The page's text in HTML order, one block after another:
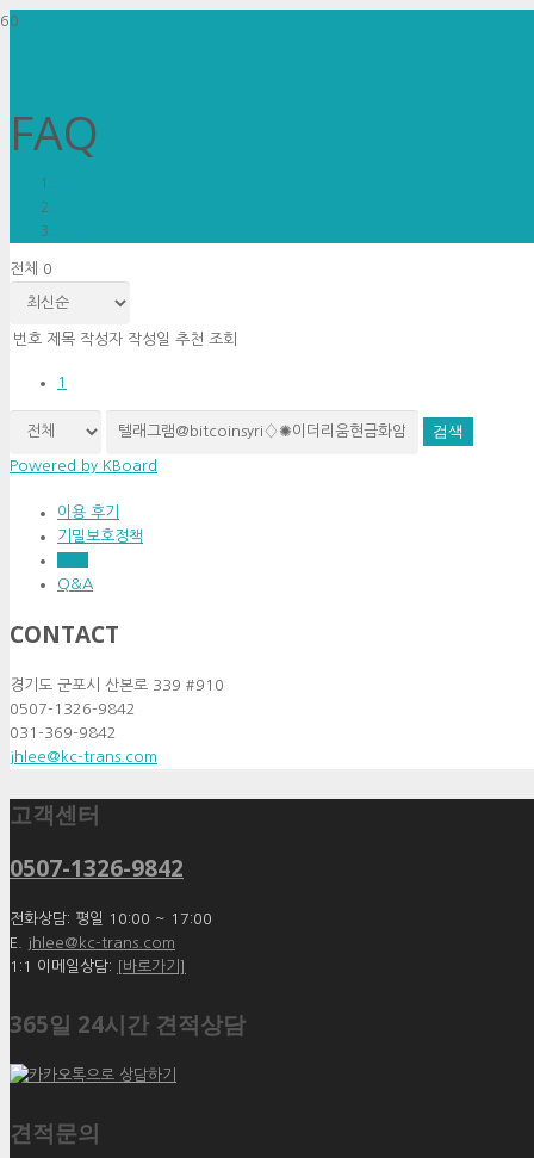
FAQ
전체 0
번호 제목 작성자 작성일 추천 조회
1
검색
Powered by KBoard
이용 후기
기밀보호정책
Q&A
CONTACT
경기도 군포시 산본로 339 #910
0507-1326-9842
031-369-9842
jhlee@kc-trans.com
고객센터
0507-1326-9842
전화상담: 평일 10:00 ~ 17:00
E. jhlee@kc-trans.com
1:1 이메일상담:
[바로가기]
365일 24시간 견적상담
견적문의